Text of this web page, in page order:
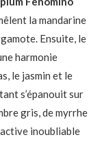
la mandarine
Ensuite, le
harmonie
le jasmin et le
s’épanouit sur
gris, de myrrhe
inoubliable